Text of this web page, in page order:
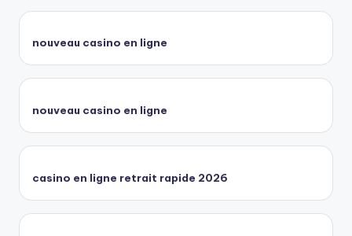
nouveau casino en ligne
nouveau casino en ligne
casino en ligne retrait rapide 2026